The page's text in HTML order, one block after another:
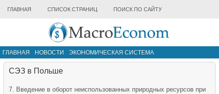
ГЛАВНАЯ СПИСОК СТРАНИЦ ПОИСК ПО САЙТУ
ГЛАВНАЯ НОВОСТИ
ЭКОНОМИЧЕСКАЯ СИСТЕМА
ИНФРАСТРУКТУРА РЫНКА
СЭЗ в Польше
7. Введение в оборот неиспользованных природных ресурсов при